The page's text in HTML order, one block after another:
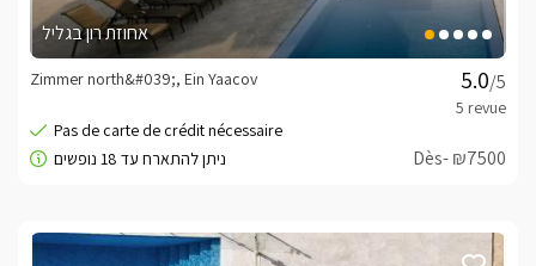
אחוזת רון בגליל
/5
Zimmer north&#039;, Ein Yaacov
Dès- ₪7500